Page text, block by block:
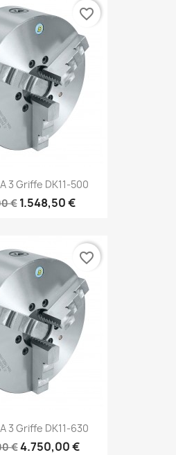
3 Griffe DK11-500
€ 1.548,50 €
favorite_border
3 Griffe DK11-630
€4.750,00 €
favorite_border